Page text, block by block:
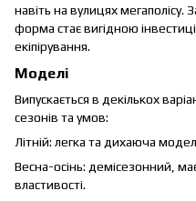
навіть на вулицях мегаполісу.
форма стає вигідною
екіпірування.
Моделі
Випускається в декількох
сезонів та умов:
Літній: легка та дихаюча
Весна-осінь: демісезонний,
властивості.